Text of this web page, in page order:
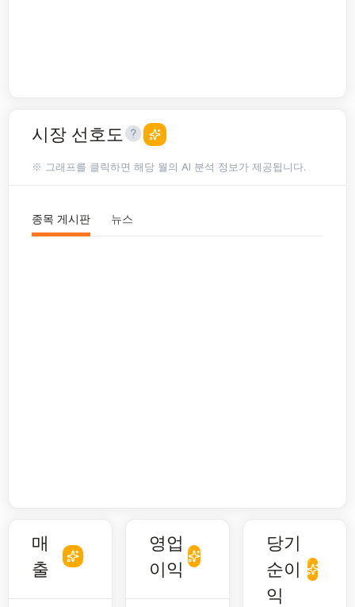
시장 선호도
※ 그래프를 클릭하면 해당 월의 AI 분석 정보가 제공됩니다.
종목 게시판 뉴스
매
출
영업
이익
당기
순이
익